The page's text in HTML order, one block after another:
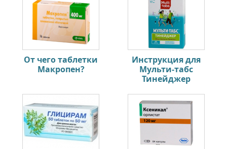
От чего таблетки
Макропен?
Инструкция для
Мульти-табс
Тинейджер